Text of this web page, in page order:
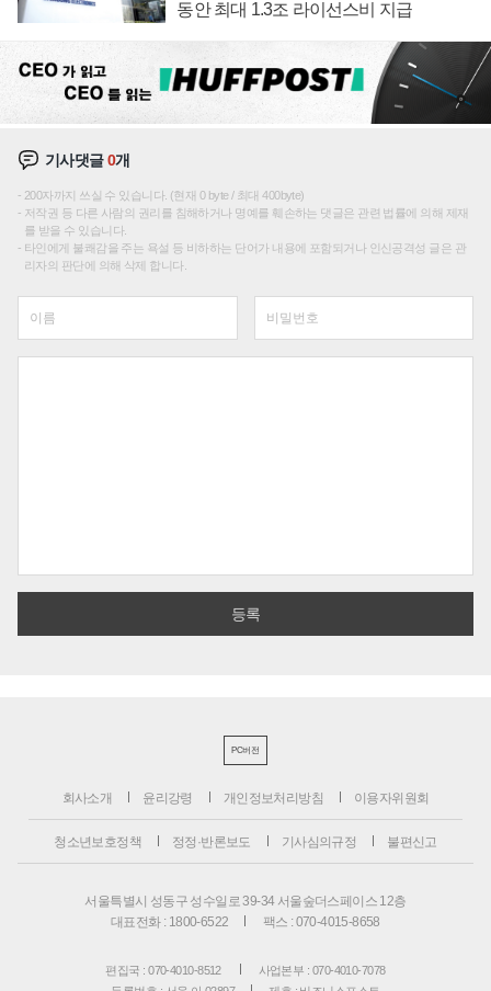
동안 최대 1.3조 라이선스비 지급
기사댓글0개
200자까지 쓰실 수 있습니다. (현재 0 byte / 최대 400byte)
저작권 등 다른 사람의 권리를 침해하거나 명예를 훼손하는 댓글은 관련 법률에 의해 제재
를 받을 수 있습니다.
타인에게 불쾌감을 주는 욕설 등 비하하는 단어가 내용에 포함되거나 인신공격성 글은 관
리자의 판단에 의해 삭제 합니다.
PC버전
회사소개 윤리강령 개인정보처리방침 이용자위원회
청소년보호정책 정정·반론보도 기사심의규정 불편신고
서울특별시 성동구 성수일로 39-34 서울숲더스페이스 12층
대표전화 : 1800-6522
팩스 : 070-4015-8658
편집국 : 070-4010-8512
사업본부 : 070-4010-7078